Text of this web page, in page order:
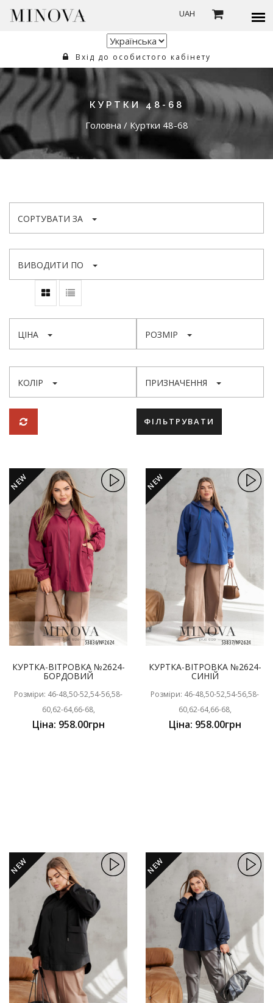
UAH
Вхід до особистого кабінету
КУРТКИ 48-68
Головна / Куртки 48-68
СОРТУВАТИ ЗА
ВИВОДИТИ ПО
ЦІНА РОЗМІР
КОЛІР ПРИЗНАЧЕННЯ
ФІЛЬТРУВАТИ
NEW
КУРТКА-ВІТРОВКА №2624-
БОРДОВИЙ
Розміри: 46-48,50-52,54-56,58-
60,62-64,66-68,
Ціна: 958.00грн
NEW
КУРТКА-ВІТРОВКА №2624-
СИНІЙ
Розміри: 46-48,50-52,54-56,58-
60,62-64,66-68,
Ціна: 958.00грн
NEW NEW